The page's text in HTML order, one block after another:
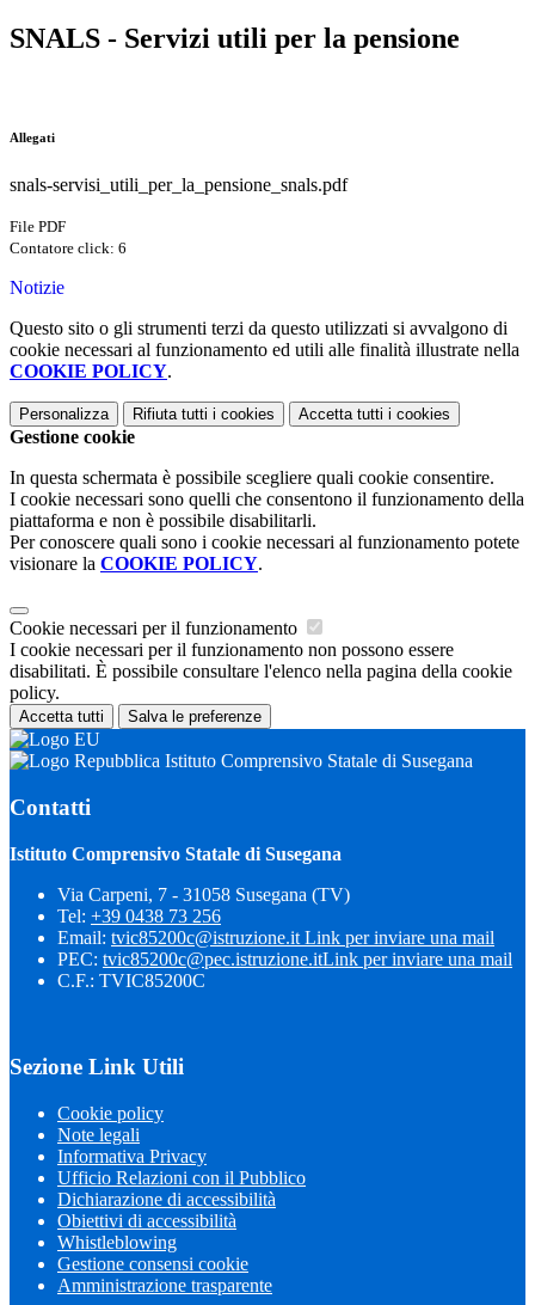
SNALS - Servizi utili per la pensione
Allegati
snals-servisi_utili_per_la_pensione_snals.pdf
File PDF
Contatore click: 6
Notizie
Questo sito o gli strumenti terzi da questo utilizzati si avvalgono di
cookie necessari al funzionamento ed utili alle finalità illustrate nella
COOKIE POLICY.
Personalizza Rifiuta tutti i cookies Accetta tutti i cookies
Gestione cookie
In questa schermata è possibile scegliere quali cookie consentire.
I cookie necessari sono quelli che consentono il funzionamento della
piattaforma e non è possibile disabilitarli.
Per conoscere quali sono i cookie necessari al funzionamento potete
visionare la COOKIE POLICY.
Cookie necessari per il funzionamento
I cookie necessari per il funzionamento non possono essere
disabilitati. È possibile consultare l'elenco nella pagina della cookie
policy.
Accetta tutti Salva le preferenze
Istituto Comprensivo Statale di Susegana
Contatti
Istituto Comprensivo Statale di Susegana
Via Carpeni, 7 - 31058 Susegana (TV)
Tel: +39 0438 73 256
Email: tvic85200c@istruzione.it Link per inviare una mail
PEC: tvic85200c@pec.istruzione.itLink per inviare una mail
C.F.: TVIC85200C
Sezione Link Utili
Cookie policy
Note legali
Informativa Privacy
Ufficio Relazioni con il Pubblico
Dichiarazione di accessibilità
Obiettivi di accessibilità
Whistleblowing
Gestione consensi cookie
Amministrazione trasparente